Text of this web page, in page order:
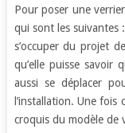
Pour poser une
qui sont les suivantes
s’occuper du projet
qu’elle puisse savoir
aussi se déplacer
l’installation. Une fois
croquis du modèle de